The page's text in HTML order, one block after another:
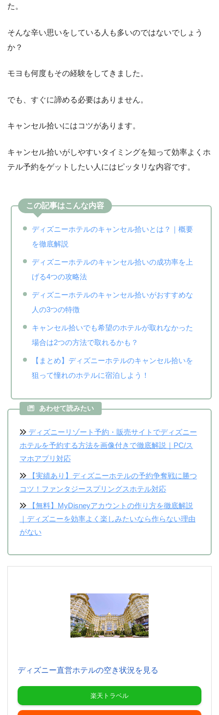
た。
そんな辛い思いをしている人も多いのではないでしょう
か？
モヨも何度もその経験をしてきました。
でも、すぐに諦める必要はありません。
キャンセル拾いにはコツがあります。
キャンセル拾いがしやすいタイミングを知って効率よくホ
テル予約をゲットしたい人にはピッタリな内容です。
この記事はこんな内容
ディズニーホテルのキャンセル拾いとは？｜概要
を徹底解説
ディズニーホテルのキャンセル拾いの成功率を上
げる4つの攻略法
ディズニーホテルのキャンセル拾いがおすすめな
人の3つの特徴
キャンセル拾いでも希望のホテルが取れなかった
場合は2つの方法で取れるかも？
【まとめ】ディズニーホテルのキャンセル拾いを
狙って憧れのホテルに宿泊しよう！
あわせて読みたい
ディズニーリゾート予約・販売サイトでディズニー
ホテルを予約する方法を画像付きで徹底解説｜PC/ス
マホアプリ対応
【実績あり】ディズニーホテルの予約争奪戦に勝つ
コツ！ファンタジースプリングスホテル対応
【無料】MyDisneyアカウントの作り方を徹底解説
｜ディズニーを効率よく楽しみたいなら作らない理由
がない
ディズニー直営ホテルの空き状況を見る
楽天トラベル